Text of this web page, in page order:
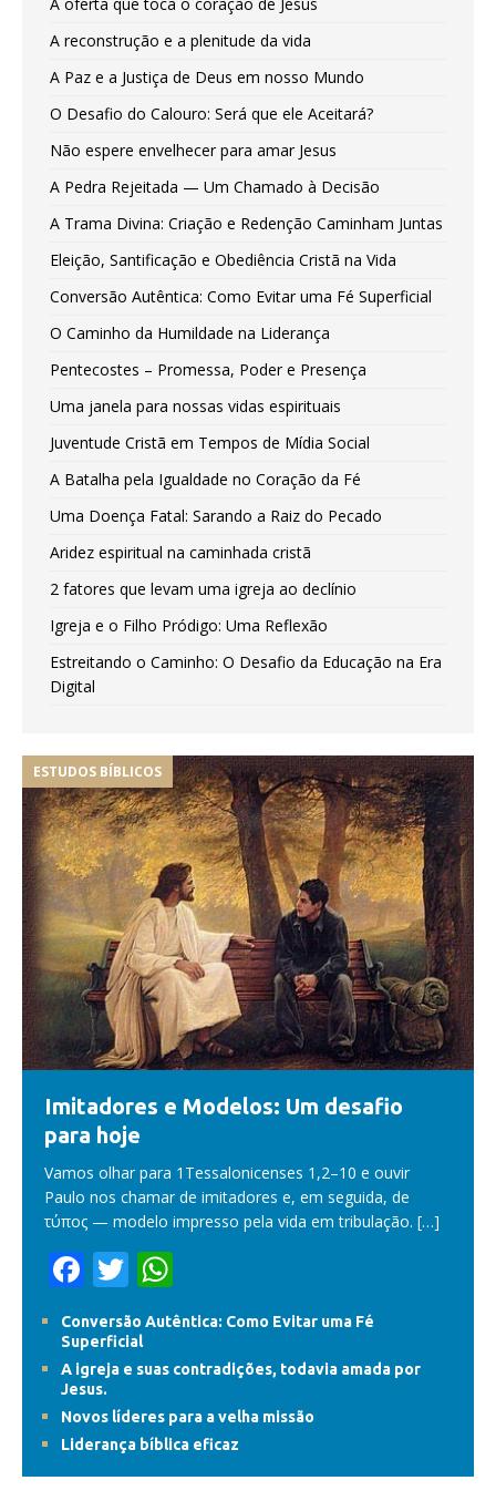
A reconstrução e a plenitude da vida
A Paz e a Justiça de Deus em nosso Mundo
O Desafio do Calouro: Será que ele Aceitará?
Não espere envelhecer para amar Jesus
A Pedra Rejeitada — Um Chamado à Decisão
A Trama Divina: Criação e Redenção Caminham Juntas
Eleição, Santificação e Obediência Cristã na Vida
Conversão Autêntica: Como Evitar uma Fé Superficial
O Caminho da Humildade na Liderança
Pentecostes – Promessa, Poder e Presença
Uma janela para nossas vidas espirituais
Juventude Cristã em Tempos de Mídia Social
A Batalha pela Igualdade no Coração da Fé
Uma Doença Fatal: Sarando a Raiz do Pecado
Aridez espiritual na caminhada cristã
2 fatores que levam uma igreja ao declínio
Igreja e o Filho Pródigo: Uma Reflexão
Estreitando o Caminho: O Desafio da Educação na Era
Digital
ESTUDOS BÍBLICOS
Imitadores e Modelos: Um desafio
para hoje
Vamos olhar para 1Tessalonicenses 1,2–10 e ouvir
Paulo nos chamar de imitadores e, em seguida, de
τύπος — modelo impresso pela vida em tribulação. […]
F
e
b
o
o
k
T
w
itt
er
h
at
s
A
p
p
Conversão Autêntica: Como Evitar uma Fé
Superficial
A igreja e suas contradições, todavia amada por
Jesus.
Novos líderes para a velha missão
Liderança bíblica eficaz